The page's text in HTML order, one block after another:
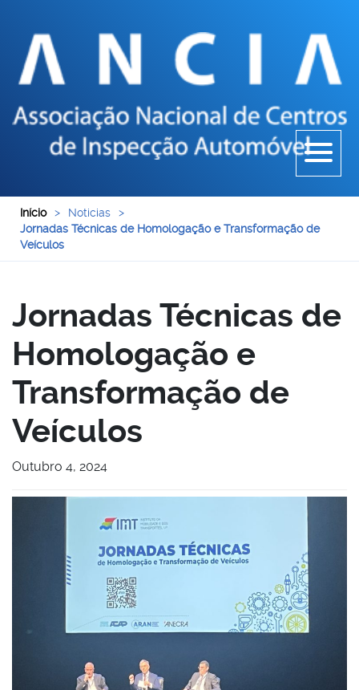
Início > Noticias
>
Jornadas Técnicas de Homologação e Transformação de
Veículos
Jornadas Técnicas de
Homologação e
Transformação de
Veículos
Outubro 4, 2024